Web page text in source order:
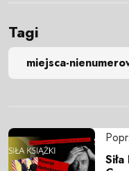
Tagi
miejsca-